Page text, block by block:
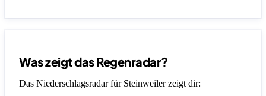
Was zeigt das Regenradar?
Das Niederschlagsradar für Steinweiler zeigt dir: